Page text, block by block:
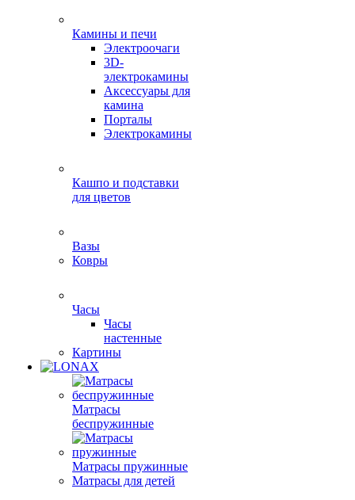
Камины и печи
Электроочаги
3D-
электрокамины
Аксессуары для
камина
Порталы
Электрокамины
Кашпо и подставки
для цветов
Вазы
Ковры
Часы
Часы
настенные
Картины
Матрасы
беспружинные
Матрасы пружинные
Матрасы для детей